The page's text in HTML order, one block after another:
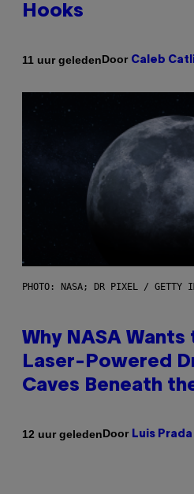
Hooks
11 uur geledenDoor Caleb
PHOTO: NASA; DR PIXEL / GETTY
Why NASA Wants
Laser-Powered
Caves Beneath
12 uur geledenDoor Luis Prada